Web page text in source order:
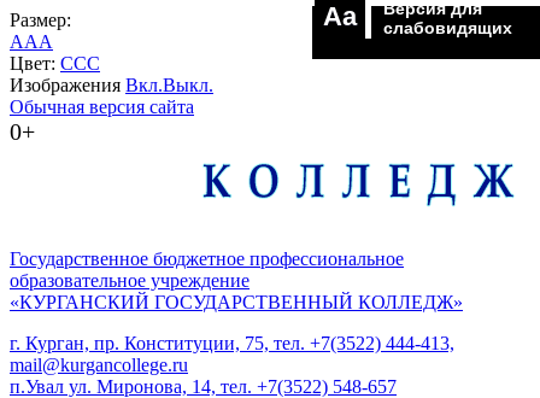
Размер:
AAA
Цвет: CCC
Изображения Вкл.Выкл.
Обычная версия сайта
0+
Aa
Версия для
слабовидящих
Государственное бюджетное профессиональное
образовательное учреждение
«КУРГАНСКИЙ ГОСУДАРСТВЕННЫЙ КОЛЛЕДЖ»
г. Курган, пр. Конституции, 75, тел. +7(3522) 444-413,
mail@kurgancollege.ru
п.Увал ул. Миронова, 14, тел. +7(3522) 548-657